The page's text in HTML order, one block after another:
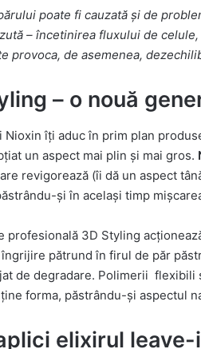
poate fi cauzată și de
– încetinirea fluxului de
provoca, de asemenea,
– o nouă
Nioxin îți aduc în prim plan
un aspect mai plin și mai gros.
revigorează (îi dă un aspect
și în același timp
profesională 3D Styling
pătrund în firul de păr
de degradare. Polimerii
forma, păstrându-şi aspectul
elixirul leave-